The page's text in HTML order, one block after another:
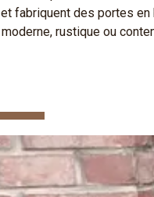
fabriquent des portes
rustique ou